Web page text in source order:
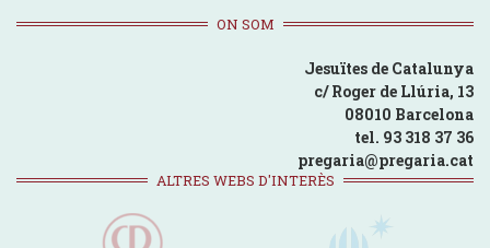
ON SOM
Jesuïtes de Catalunya
c/ Roger de Llúria, 13
08010 Barcelona
tel. 93 318 37 36
pregaria@pregaria.cat
ALTRES WEBS D'INTERÈS